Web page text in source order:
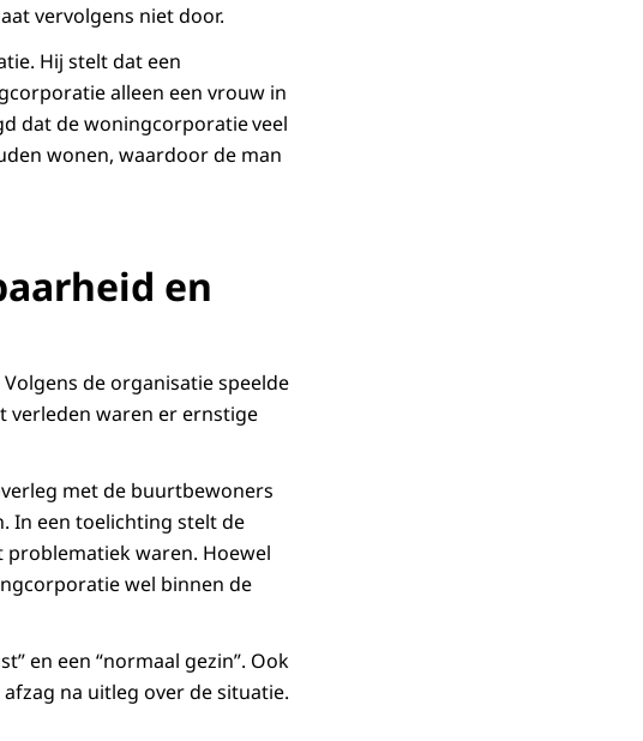
vervolgens niet door.
Hij stelt dat een
alleen een vrouw in
dat de woningcorporatie veel
wonen, waardoor de man
en
de organisatie speelde
verleden waren er ernstige
met de buurtbewoners
In een toelichting stelt de
waren. Hoewel
wel binnen de
en een “normaal gezin”. Ook
na uitleg over de situatie.